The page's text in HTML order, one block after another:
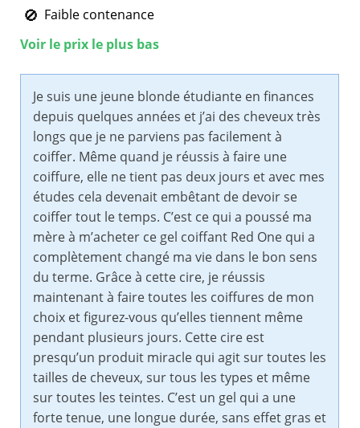
Faible contenance
Voir le prix le plus bas
Je suis une jeune blonde étudiante en finances
depuis quelques années et j’ai des cheveux très
longs que je ne parviens pas facilement à
coiffer. Même quand je réussis à faire une
coiffure, elle ne tient pas deux jours et avec mes
études cela devenait embêtant de devoir se
coiffer tout le temps. C’est ce qui a poussé ma
mère à m’acheter ce gel coiffant Red One qui a
complètement changé ma vie dans le bon sens
du terme. Grâce à cette cire, je réussis
maintenant à faire toutes les coiffures de mon
choix et figurez-vous qu’elles tiennent même
pendant plusieurs jours. Cette cire est
presqu’un produit miracle qui agit sur toutes les
tailles de cheveux, sur tous les types et même
sur toutes les teintes. C’est un gel qui a une
forte tenue, une longue durée, sans effet gras et